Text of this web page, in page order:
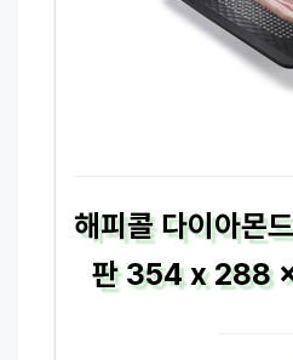
해피콜 다이아몬
판 354 x 288